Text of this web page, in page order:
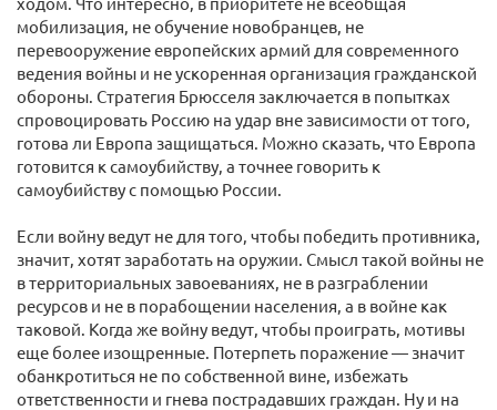
мобилизация, не обучение новобранцев, не
перевооружение европейских армий для современного
ведения войны и не ускоренная организация гражданской
обороны. Стратегия Брюсселя заключается в попытках
спровоцировать Россию на удар вне зависимости от того,
готова ли Европа защищаться. Можно сказать, что Европа
готовится к самоубийству, а точнее говорить к
самоубийству с помощью России.
Если войну ведут не для того, чтобы победить противника,
значит, хотят заработать на оружии. Смысл такой войны не
в территориальных завоеваниях, не в разграблении
ресурсов и не в порабощении населения, а в войне как
таковой. Когда же войну ведут, чтобы проиграть, мотивы
еще более изощренные. Потерпеть поражение — значит
обанкротиться не по собственной вине, избежать
ответственности и гнева пострадавших граждан. Ну и на